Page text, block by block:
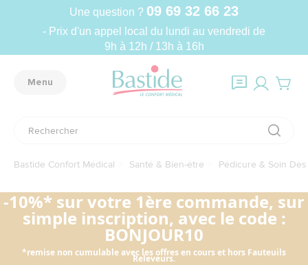
Une question ? 09 69 32 66 23
- Prix d'un appel local du lundi au vendredi de
9h à 12h / 13h à 16h
Menu
Bastide Confort Médical Santé & Bien-être Pédicure & Soin
-10%* sur votre 1ère commande, sur
simple inscription, avec le code :
BONJOUR10
*remise non cumulable avec les offres en cours et hors Fauteuils
Releveurs.